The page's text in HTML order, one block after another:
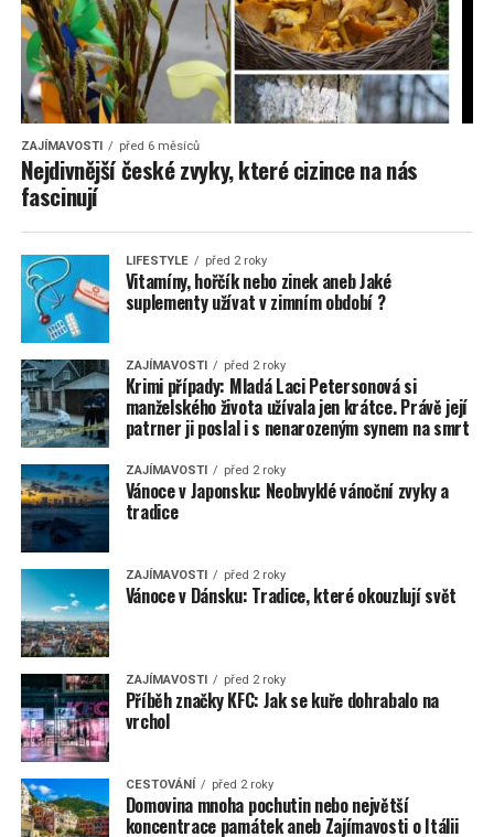
ZAJÍMAVOSTI před 6 měsíců
Nejdivnější české zvyky, které cizince na nás
fascinují
LIFESTYLE před 2 roky
Vitamíny, hořčík nebo zinek aneb Jaké
suplementy užívat v zimním období ?
ZAJÍMAVOSTI před 2 roky
Krimi případy: Mladá Laci Petersonová si
manželského života užívala jen krátce. Právě její
patrner ji poslal i s nenarozeným synem na smrt
ZAJÍMAVOSTI před 2 roky
Vánoce v Japonsku: Neobvyklé vánoční zvyky a
tradice
ZAJÍMAVOSTI před 2 roky
Vánoce v Dánsku: Tradice, které okouzlují svět
ZAJÍMAVOSTI před 2 roky
Příběh značky KFC: Jak se kuře dohrabalo na
vrchol
CESTOVÁNÍ před 2 roky
Domovina mnoha pochutin nebo největší
koncentrace památek aneb Zajímavosti o Itálii